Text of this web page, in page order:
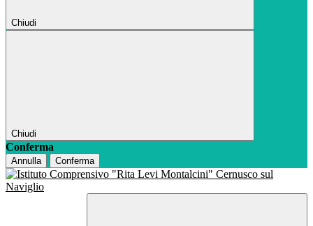
Chiudi
Chiudi
Conferma
Annulla Conferma